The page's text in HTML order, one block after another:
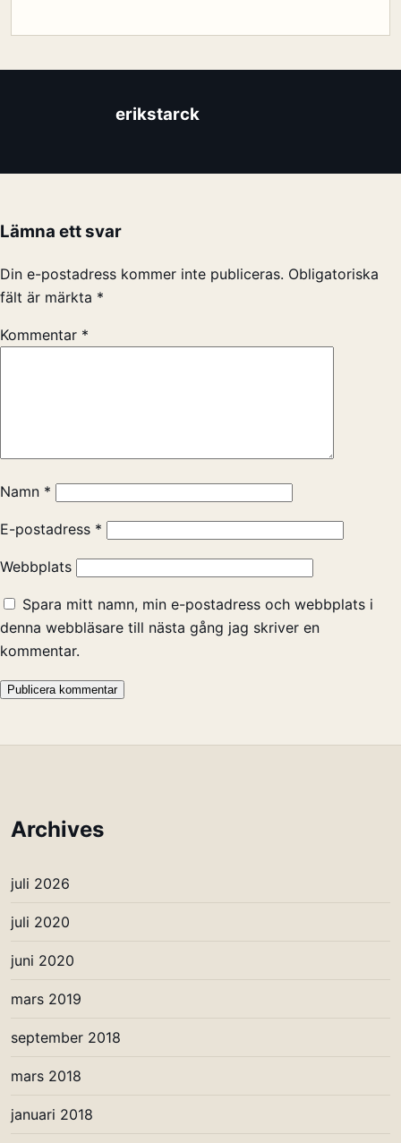
erikstarck
Lämna ett svar
Din e-postadress kommer inte publiceras. Obligatoriska
fält är märkta *
Kommentar *
Namn *
E-postadress *
Webbplats
Spara mitt namn, min e-postadress och webbplats i
denna webbläsare till nästa gång jag skriver en
kommentar.
Archives
juli 2026
juli 2020
juni 2020
mars 2019
september 2018
mars 2018
januari 2018